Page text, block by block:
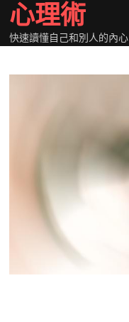
Skip
content
心理術
快速讀懂自己和別人的內心